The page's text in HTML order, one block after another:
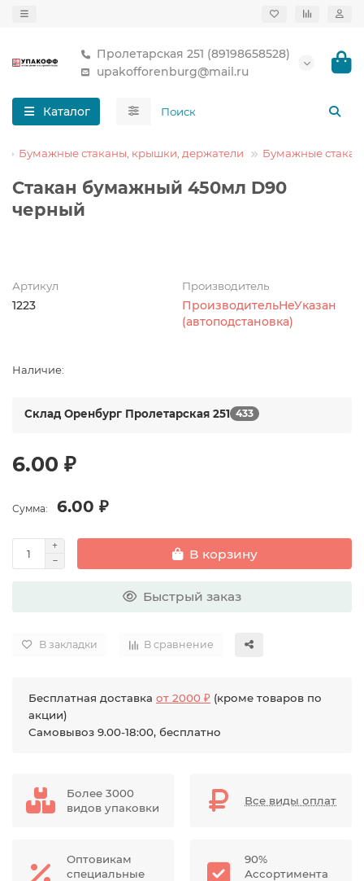
Пролетарская 251 (89198658528)
upakofforenburg@mail.ru
Каталог
Бумажные стаканы, крышки, держатели Бумажные
Стакан бумажный 450мл D90
черный
Артикул
1223
Производитель
ПроизводительНеУказан
(автоподстановка)
Наличие:
Склад Оренбург Пролетарская 251 433
6.00 ₽
Сумма: 6.00 ₽
В корзину
Быстрый заказ
В закладки В сравнение
Бесплатная доставка от 2000 ₽ (кроме товаров по
акции)
Самовывоз 9.00-18:00, бесплатно
Более 3000
видов упаковки
Все виды оплат
Оптовикам
специальные
90%
Ассортимента